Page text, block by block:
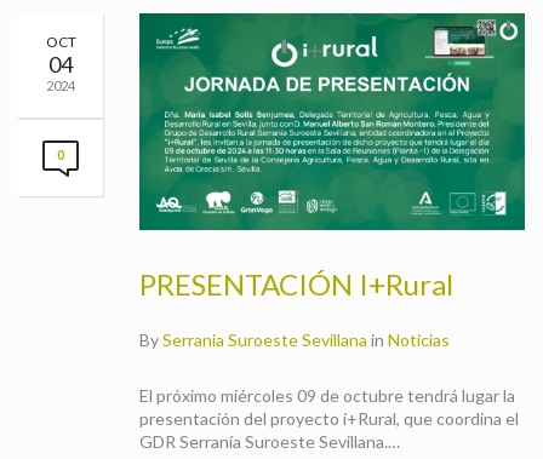
OCT
04
2024
0
PRESENTACIÓN I+Rural
BySerrania Suroeste Sevillana in Noticias
El próximo miércoles 09 de octubre tendrá lugar la
presentación del proyecto i+Rural, que coordina el
GDR Serranía Suroeste Sevillana.…